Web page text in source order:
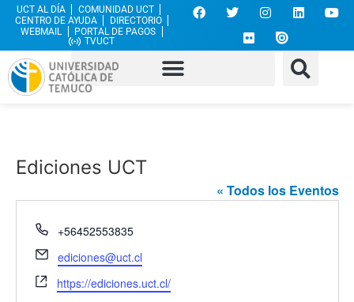
UCT AL DÍA
COMUNIDAD UCT
CENTRO DE AYUDA
DIRECTORIO
WEBMAIL
PORTAL DE PAGOS
TVUCT
Ediciones UCT
« Todos los Eventos
Teléfono
+56452553835
Email
ediciones@uct.cl
Website
https://ediciones.uct.cl/